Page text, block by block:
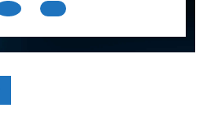
Open
Button